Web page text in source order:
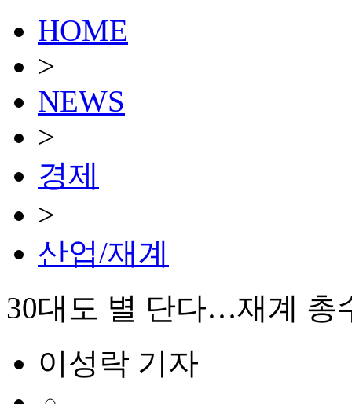
HOME
>
NEWS
>
경제
>
산업/재계
30대도 별 단다…재계 총
이성락 기자